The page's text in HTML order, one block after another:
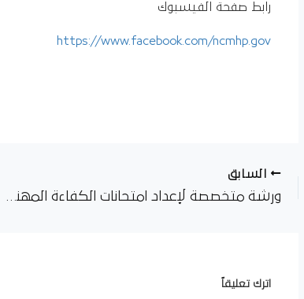
رابط صفحة الفيسبوك
https://www.facebook.com/ncmhp.gov
السابق
اترك تعليقاً